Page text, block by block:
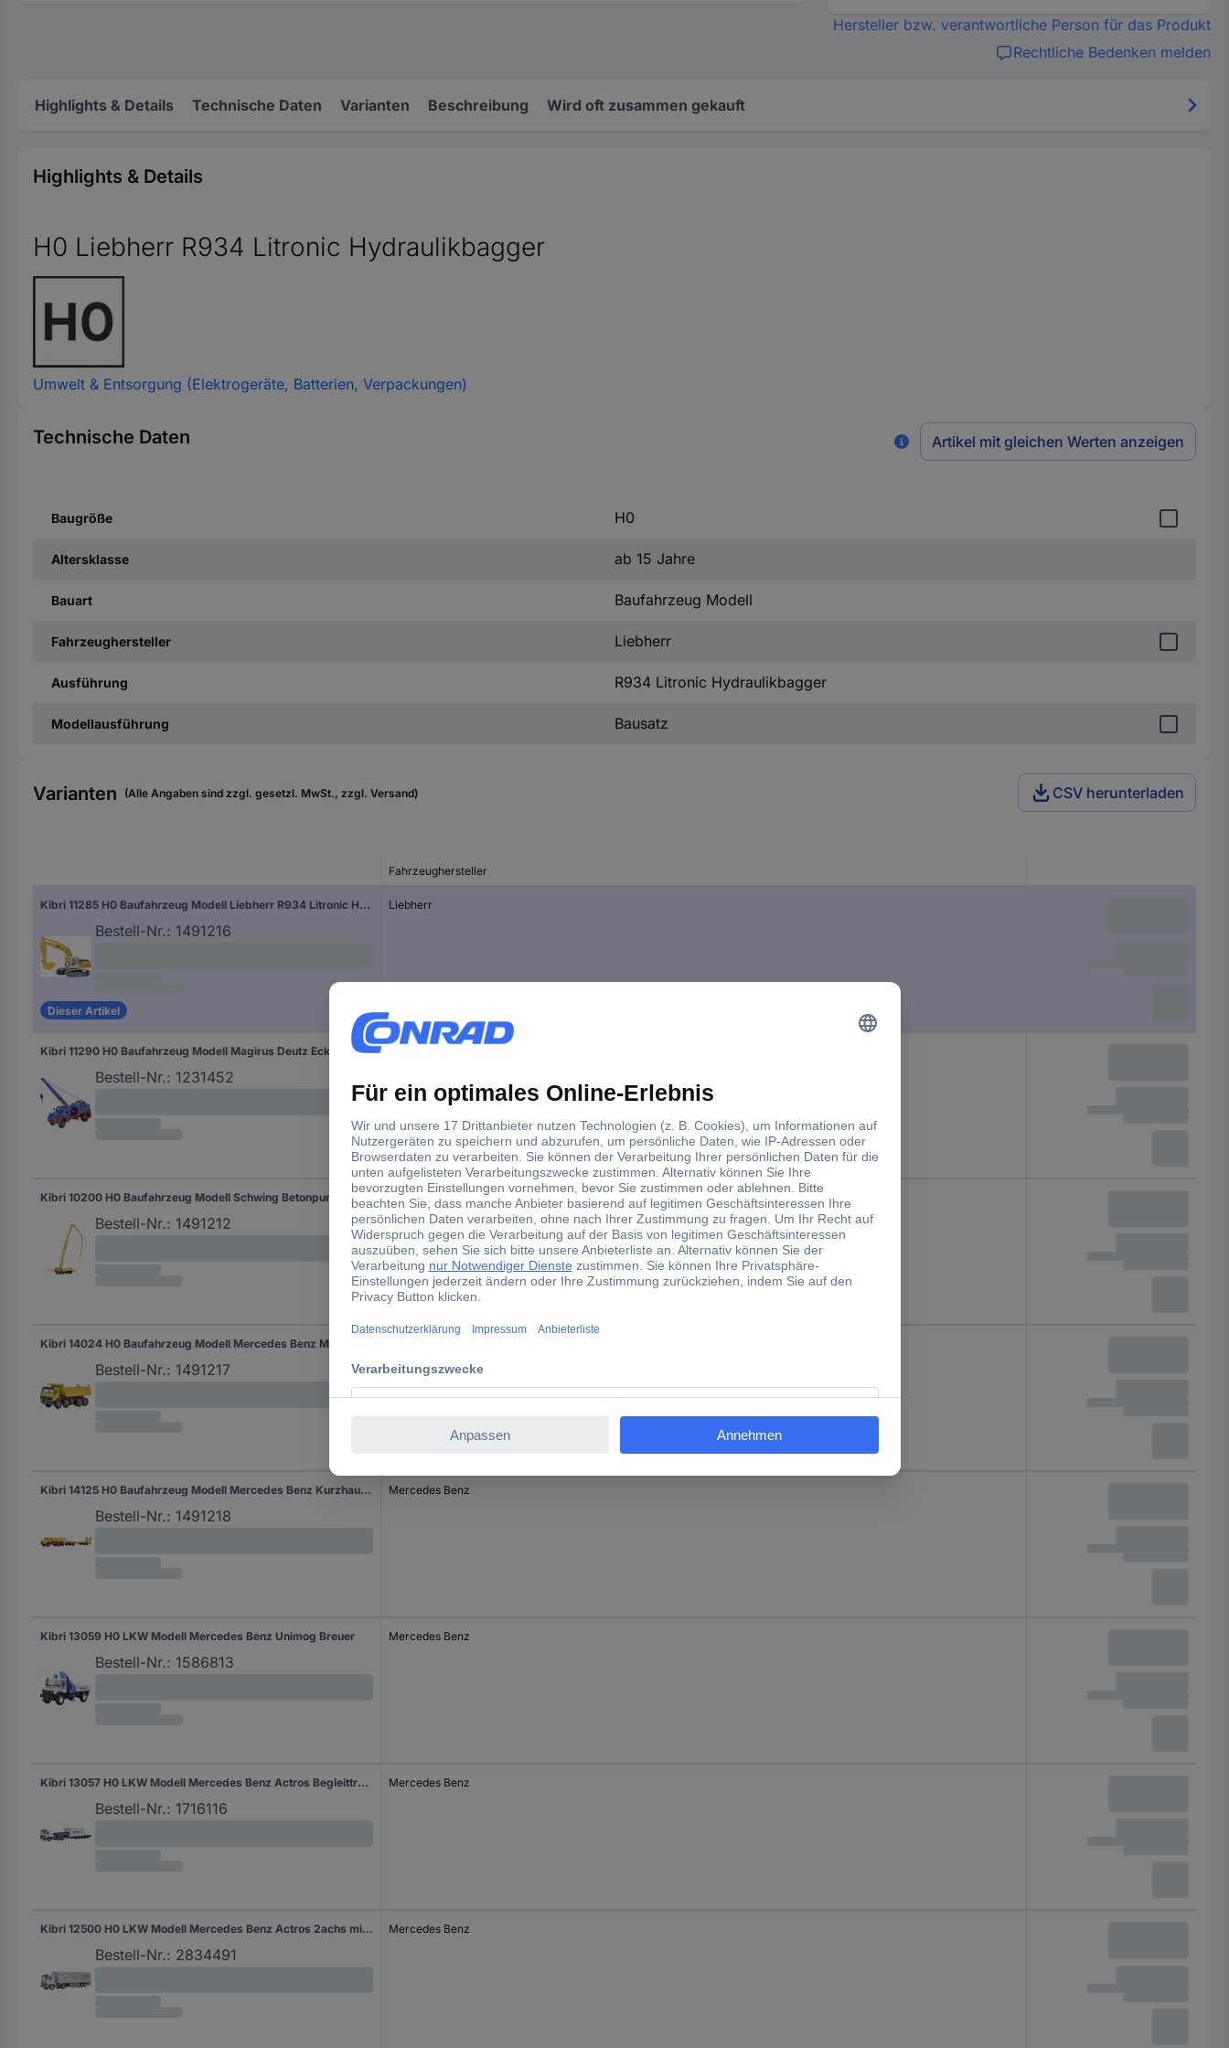
Hersteller bzw. verantwortliche Person für das Produkt
Rechtliche Bedenken melden
Highlights & Details Technische Daten Varianten Beschreibung Wird oft zusammen gekauft
Highlights & Details
H0 Liebherr R934 Litronic Hydraulikbagger
Umwelt & Entsorgung (Elektrogeräte, Batterien, Verpackungen)
Technische Daten Artikel mit gleichen Werten anzeigen
Baugröße H0
Altersklasse ab 15 Jahre
Bauart Baufahrzeug Modell
Fahrzeughersteller Liebherr
Ausführung R934 Litronic Hydraulikbagger
Modellausführung Bausatz
Varianten (Alle Angaben sind zzgl. gesetzl. MwSt., zzgl. Versand) CSV herunterladen
Fahrzeughersteller
Kibri 11285 H0 Baufahrzeug Modell Liebherr R934 Litronic Hydraulikbagger
Bestell-Nr.: 1491216
Dieser Artikel
Liebherr
Kibri 11290 H0 Baufahrzeug Modell Magirus Deutz Eckhauber mit Fuchsbagger
Bestell-Nr.: 1231452
Kibri 10200 H0 Baufahrzeug Modell Schwing Betonpumpe
Bestell-Nr.: 1491212
Schwing
Bestell-Nr.: 1491217
Kibri 14125 H0 Baufahrzeug Modell Mercedes Benz Kurzhauber mit Tiefladeanhänger
Bestell-Nr.: 1491218
Mercedes Benz
Kibri 13059 H0 LKW Modell Mercedes Benz Unimog Breuer
Bestell-Nr.: 1586813
Mercedes Benz
Kibri 13057 H0 LKW Modell Mercedes Benz Actros Begleittransporter zum LG 1550 Breuer & Wasel
Bestell-Nr.: 1716116
Mercedes Benz
Kibri 12500 H0 LKW Modell Mercedes Benz Actros 2achs mit Koffersattel - Sonderserie
Bestell-Nr.: 2834491
Mercedes Benz